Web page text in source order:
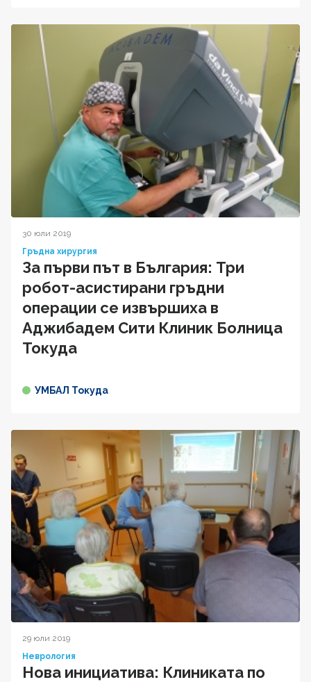
30 юли 2019
Гръдна хирургия
За първи път в България: Три
робот-асистирани гръдни
операции се извършиха в
Аджибадем Сити Клиник Болница
Токуда
УМБАЛ Токуда
29 юли 2019
Неврология
Нова инициатива: Клиниката по